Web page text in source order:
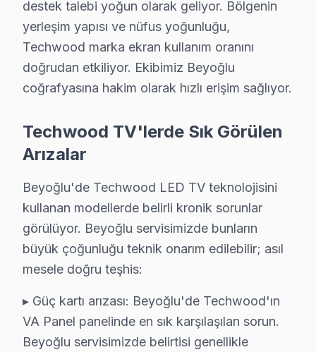
Şehit Muhtar Mahallesi'nde bir techwood ekran'de
Taksim'de Techwood TV Servisi
Taksim'de bir müşterim, Techwood televizyonunun
Tarlabaşı'da Techwood TV Servisi
Tarlabaşı Mahallesi'nde, bir Techwood
Tomtom'da Techwood TV Servisi
Tomtom Mahallesi'nden gelen bir çağrıda, Techwood
Yahya Kahya'da Techwood TV Servisi
Yahya Kahya Mahallesi'nde bir müşterim, Techwood
Yenişehir'de Techwood TV Servisi
Yenişehir, daha çok 1990'lı yıllarda inşa edilen
Beyoğlu Mahallelerinde Techwood Servisi
destek talebi yoğun olarak geliyor. Bölgenin
yerleşim yapısı ve nüfus yoğunluğu,
Techwood marka ekran kullanım oranını
doğrudan etkiliyor. Ekibimiz Beyoğlu
coğrafyasına hakim olarak hızlı erişim sağlıyor.
Techwood TV'lerde Sık Görülen
Arızalar
Beyoğlu'de Techwood LED TV teknolojisini
kullanan modellerde belirli kronik sorunlar
görülüyor. Beyoğlu servisimizde bunların
büyük çoğunluğu teknik onarım edilebilir; asıl
mesele doğru teşhis:
▸ Güç kartı arızası: Beyoğlu'de Techwood'ın
VA Panel panelinde en sık karşılaşılan sorun.
Beyoğlu servisimizde belirtisi genellikle